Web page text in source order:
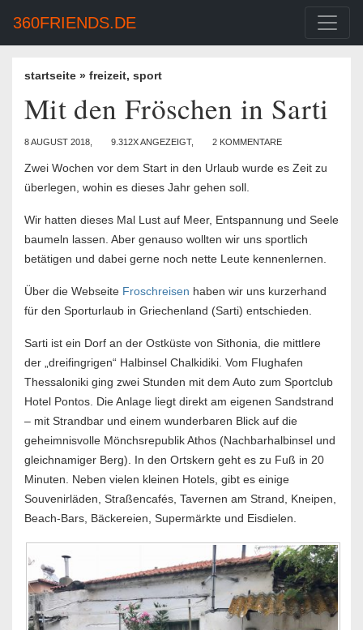
360FRIENDS.DE
startseite » freizeit, sport
Mit den Fröschen in Sarti
8 AUGUST 2018, 9.312X ANGEZEIGT, 2 KOMMENTARE
Zwei Wochen vor dem Start in den Urlaub wurde es Zeit zu
überlegen, wohin es dieses Jahr gehen soll.
Wir hatten dieses Mal Lust auf Meer, Entspannung und Seele
baumeln lassen. Aber genauso wollten wir uns sportlich
betätigen und dabei gerne noch nette Leute kennenlernen.
Über die Webseite Froschreisen haben wir uns kurzerhand
für den Sporturlaub in Griechenland (Sarti) entschieden.
Sarti ist ein Dorf an der Ostküste von Sithonia, die mittlere
der „dreifingrigen“ Halbinsel Chalkidiki. Vom Flughafen
Thessaloniki ging zwei Stunden mit dem Auto zum Sportclub
Hotel Pontos. Die Anlage liegt direkt am eigenen Sandstrand
– mit Strandbar und einem wunderbaren Blick auf die
geheimnisvolle Mönchsrepublik Athos (Nachbarhalbinsel und
gleichnamiger Berg). In den Ortskern geht es zu Fuß in 20
Minuten. Neben vielen kleinen Hotels, gibt es einige
Souvenirläden, Straßencafés, Tavernen am Strand, Kneipen,
Beach-Bars, Bäckereien, Supermärkte und Eisdielen.